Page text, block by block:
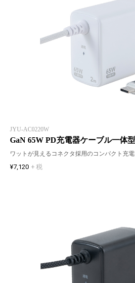
JYU-AC0220W
GaN 65W PD充電器ケーブル一体
ワットが見えるコネクタ採用のコンパクト充
¥7,120 + 税